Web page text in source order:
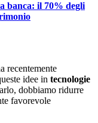
banca: il 70% degli
recentemente
idee in tecnologie
dobbiamo ridurre
favorevole